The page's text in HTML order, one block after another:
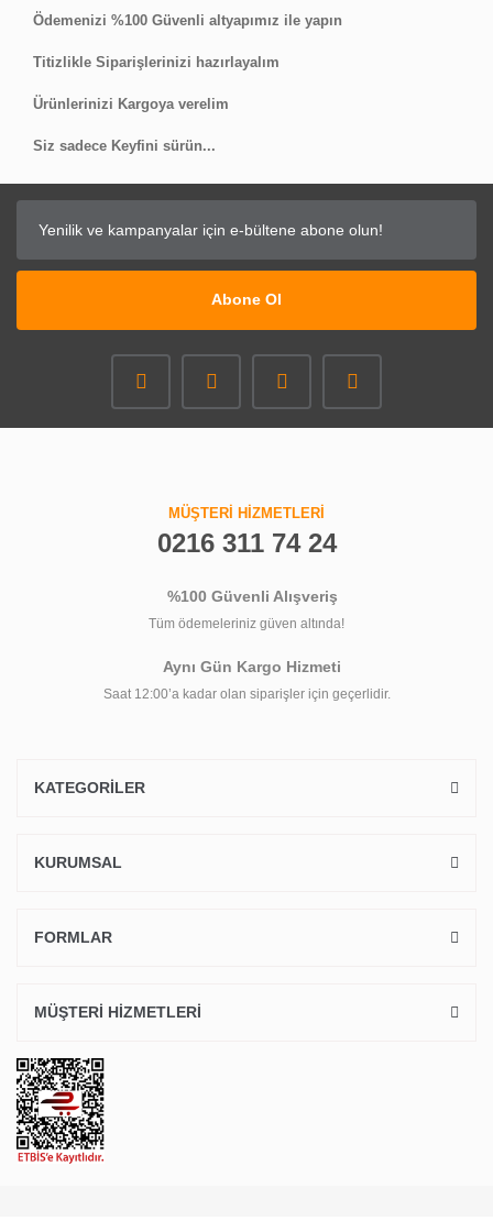
Ödemenizi %100 Güvenli altyapımız ile yapın
Titizlikle Siparişlerinizi hazırlayalım
Ürünlerinizi Kargoya verelim
Siz sadece Keyfini sürün...
Abone Ol
MÜŞTERİ HİZMETLERİ
0216 311 74 24
%100 Güvenli Alışveriş
Tüm ödemeleriniz güven altında!
Aynı Gün Kargo Hizmeti
Saat 12:00’a kadar olan siparişler için geçerlidir.
KATEGORİLER
KURUMSAL
FORMLAR
MÜŞTERİ HİZMETLERİ